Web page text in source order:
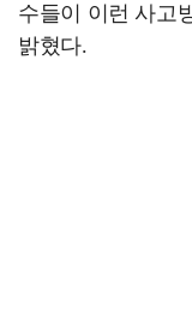
수들이 이런 사고
밝혔다.